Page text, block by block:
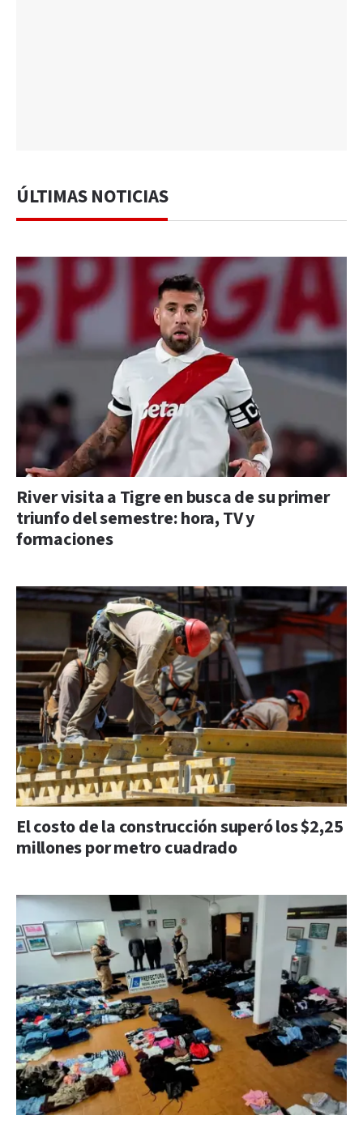
ÚLTIMAS NOTICIAS
River visita a Tigre en busca de su primer
triunfo del semestre: hora, TV y
formaciones
El costo de la construcción superó los $2,25
millones por metro cuadrado